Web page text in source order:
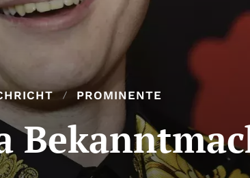
PROMINENTE